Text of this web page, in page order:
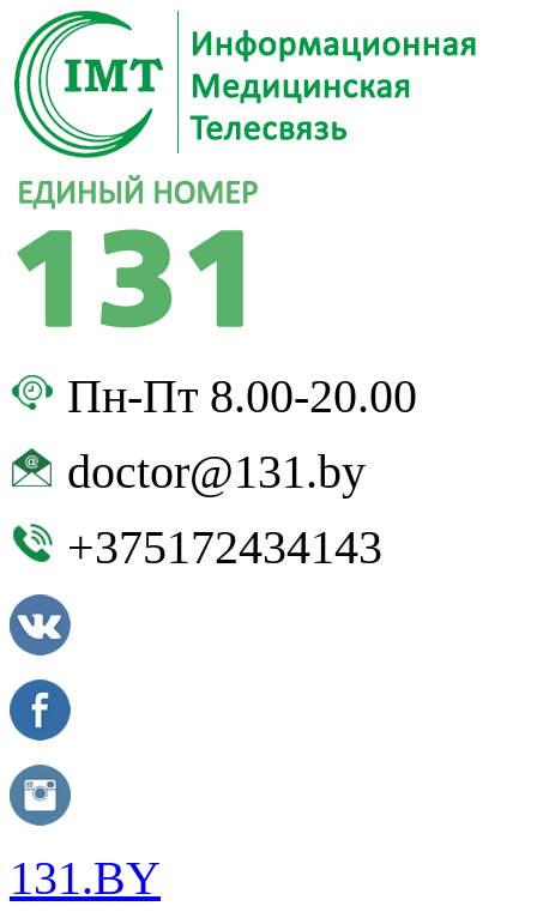
Пн-Пт 8.00-20.00
doctor@131.by
+375172434143
131.BY